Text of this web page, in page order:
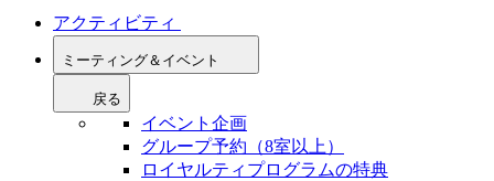
アクティビティ
ミーティング＆イベント
戻る
イベント企画
グループ予約（8室以上）
ロイヤルティプログラムの特典